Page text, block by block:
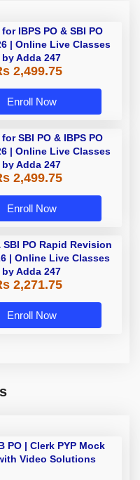
IBPS PO & SBI PO
| Online Live Classes
by Adda 247
2,499.75
Enroll Now
SBI PO & IBPS PO
| Online Live Classes
by Adda 247
2,499.75
Enroll Now
SBI PO Rapid Revision
| Online Live Classes
by Adda 247
2,271.75
Enroll Now
PO | Clerk PYP Mock
Video Solutions